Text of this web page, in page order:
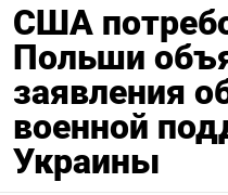
США
Польши
заявления
военной
Украины